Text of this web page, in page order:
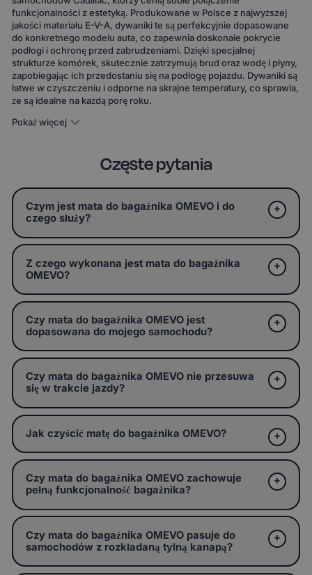
funkcjonalności z estetyką. Produkowane w Polsce z najwyższej
jakości materiału E-V-A, dywaniki te są perfekcyjnie dopasowane
do konkretnego modelu auta, co zapewnia doskonałe pokrycie
podłogi i ochronę przed zabrudzeniami. Dzięki specjalnej
strukturze komórek, skutecznie zatrzymują brud oraz wodę i płyny,
zapobiegając ich przedostaniu się na podłogę pojazdu. Dywaniki są
łatwe w czyszczeniu i odporne na skrajne temperatury, co sprawia,
że są idealne na każdą porę roku.
Pokaż więcej
Częste pytania
Czym jest mata do bagażnika OMEVO i do
czego służy?
Z czego wykonana jest mata do bagażnika
OMEVO?
Czy mata do bagażnika OMEVO jest
dopasowana do mojego samochodu?
Czy mata do bagażnika OMEVO nie przesuwa
się w trakcie jazdy?
Jak czyścić matę do bagażnika OMEVO?
Czy mata do bagażnika OMEVO zachowuje
pełną funkcjonalność bagażnika?
Czy mata do bagażnika OMEVO pasuje do
samochodów z rozkładaną tylną kanapą?